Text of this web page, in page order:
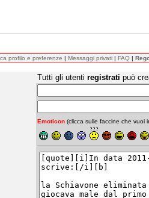
profilo e preferenze | Messaggi privati | FAQ |
Tutti gli utenti registrati può
Emoticon (clicca sulle faccine che vuoi